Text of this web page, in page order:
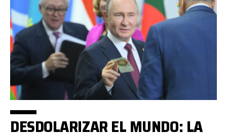
DESDOLARIZAR EL MUNDO: LA